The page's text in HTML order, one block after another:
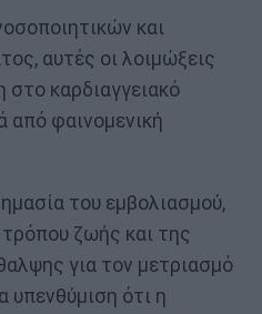
και
αυτές οι λοιμώξεις
στο καρδιαγγειακό
από φαινομενική
του εμβολιασμού,
ζωής και της
για τον μετριασμό
υπενθύμιση ότι η